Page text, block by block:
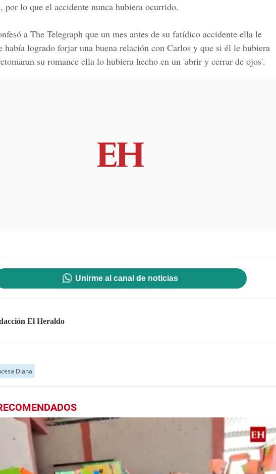
por lo que el accidente nunca hubiera ocurrido.
a The Telegraph que un mes antes de su fatídico accidente ella le
había logrado forjar una buena relación con Carlos y que si él le hubiera
su romance ella lo hubiera hecho en un 'abrir y cerrar de ojos'.
Unirme al canal de noticias
El Heraldo
Diana